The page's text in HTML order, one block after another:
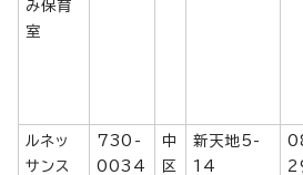
み保育
室
ルネッ
サンス
730-
0034
中
区
新天地5-
14